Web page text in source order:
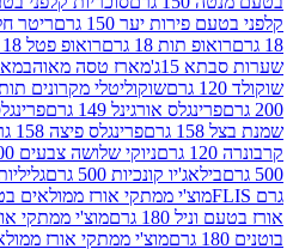
יער 150 גרם
ריטר חלב פיסטוק 100 גרם
תות 18 גרם
רואופ פטל 18 גרם
סוכ'
מארז טסה מאוהב מארז טסה
שוקוליטלי מקרונים תות שדה 90 גרם
אורגינל 149 גרם
פרינגלס ברביקיו 158 גרם
פרינגלס פיצה 158 גרם
בצקניות
ניוקי שלושה צבעים 500 גרם
מיני
קונכיות 500 גרם
ממתקי אורז ממולאים בטעם שוקולד 180
גרם
מוצ'י ממתקי אורז